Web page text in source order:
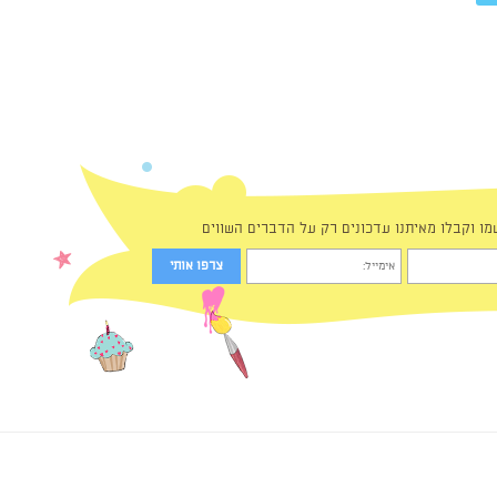
וקבלו מאיתנו עדכונים רק על הדברים השווים